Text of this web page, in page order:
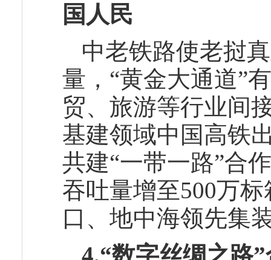
国人民
中老铁路使老挝
量，“黄金大通道”
贸、旅游等行业间
基建领域中国高铁
共建“一带一路”合
吞吐量增至500万
口、地中海领先集